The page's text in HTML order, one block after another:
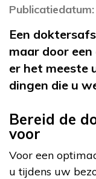
Een
maar door
er het meeste
dingen die u
Bereid de
voor
Voor een
u tijdens uw